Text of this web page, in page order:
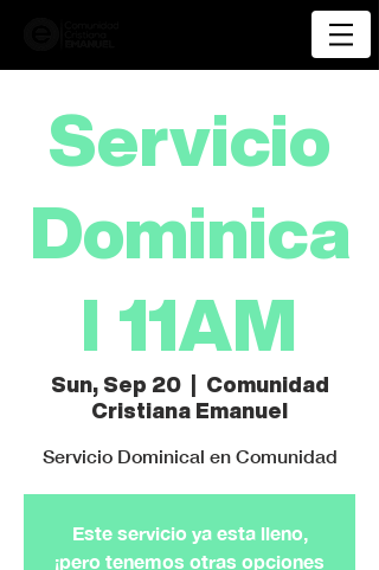
Servicio
Dominica
l 11AM
Sun, Sep 20
  |
Comunidad
Cristiana Emanuel
Servicio Dominical en Comunidad
Este servicio ya esta lleno,
¡pero tenemos otras opciones